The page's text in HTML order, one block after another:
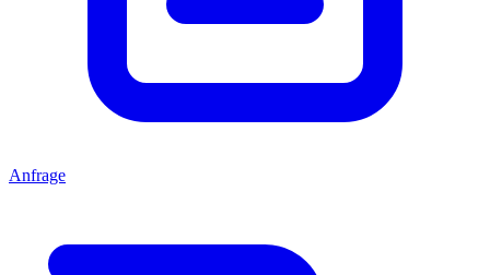
Anfrage